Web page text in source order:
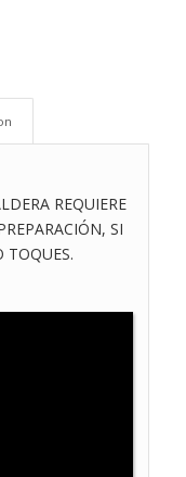
REQUIERE
SI
TOQUES.